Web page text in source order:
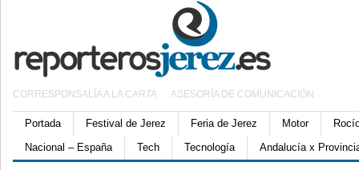
CORRESPONSALÍA A LA CARTA ASESORÍA DE COMUNICACIÓN
Portada Festival de Jerez Feria de Jerez Motor
Nacional – España
Tech Tecnología Andalucía x